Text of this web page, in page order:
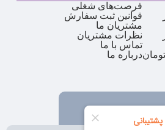
فرصت‌های شغلی
قوانین ثبت سفارش
مشتریان ما
نظرات مشتریان
تماس با ما
درباره ما